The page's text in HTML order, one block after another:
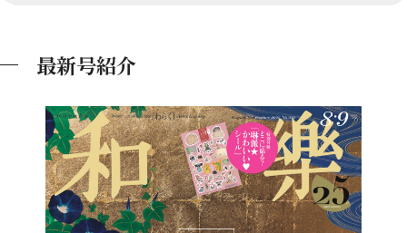
最新号紹介